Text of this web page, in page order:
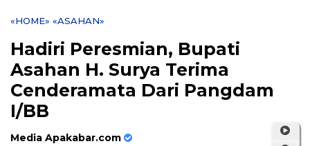
«HOME» «ASAHAN»
Hadiri Peresmian, Bupati
Asahan H. Surya Terima
Cenderamata Dari Pangdam
I/BB
Media Apakabar.com